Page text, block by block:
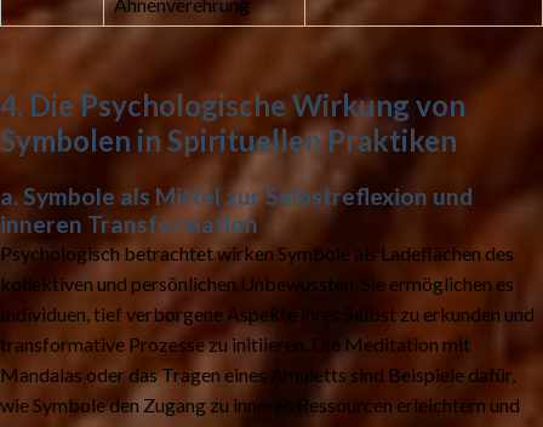
4. Die Psychologische Wirkung von
Symbolen in Spirituellen Praktiken
a. Symbole als Mittel zur Selbstreflexion und
inneren Transformation
Psychologisch betrachtet wirken Symbole als Ladeflächen des
kollektiven und persönlichen Unbewussten. Sie ermöglichen es
Individuen, tief verborgene Aspekte ihres Selbst zu erkunden und
transformative Prozesse zu initiieren. Die Meditation mit
Mandalas oder das Tragen eines Amuletts sind Beispiele dafür,
wie Symbole den Zugang zu inneren Ressourcen erleichtern und